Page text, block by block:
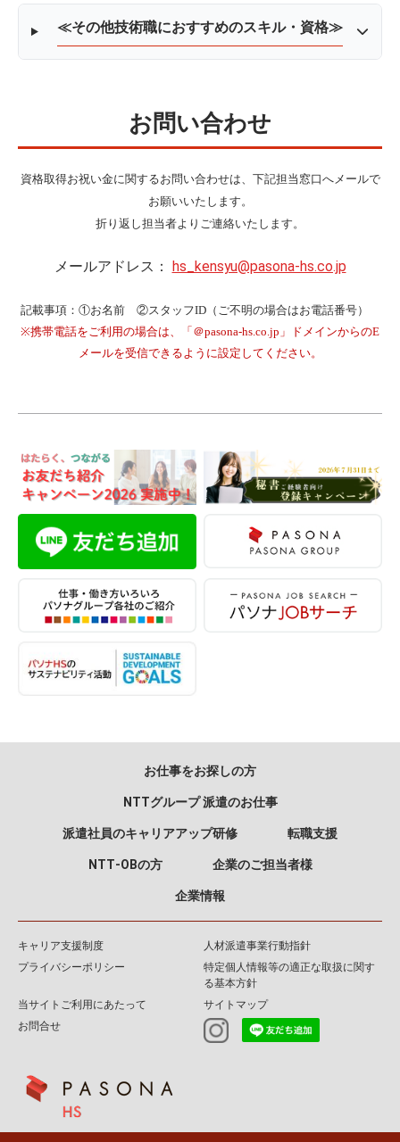
≪その他技術職におすすめのスキル・資格≫
お問い合わせ
資格取得お祝い金に関するお問い合わせは、下記担当窓口へメールで
お願いいたします。
折り返し担当者よりご連絡いたします。
メールアドレス： hs_kensyu@pasona-hs.co.jp
記載事項：①お名前 ②スタッフID（ご不明の場合はお電話番号）
※携帯電話をご利用の場合は、「＠pasona-hs.co.jp」ドメインからのE
メールを受信できるように設定してください。
お仕事をお探しの方
NTTグループ 派遣のお仕事
派遣社員のキャリアアップ研修 転職支援
NTT‐OBの方 企業のご担当者様
企業情報
キャリア支援制度
人材派遣事業行動指針
プライバシーポリシー
特定個人情報等の適正な取扱に関す
る基本方針
当サイトご利用にあたって
サイトマップ
お問合せ